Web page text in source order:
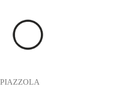
PIAZZOLA